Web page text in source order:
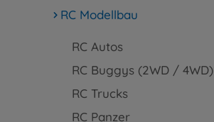
RC Modellbau
RC Autos
RC Buggys (2WD / 4WD)
RC Trucks
RC Panzer